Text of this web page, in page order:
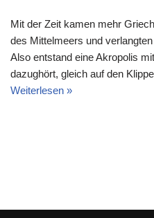
Mit der Zeit kamen mehr
des Mittelmeers und
Also entstand eine Akropolis
dazughört, gleich auf den
Weiterlesen »